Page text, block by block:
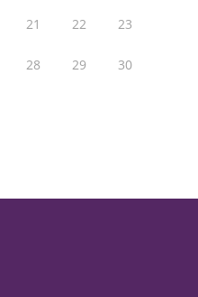
21 22 23
28 29 30